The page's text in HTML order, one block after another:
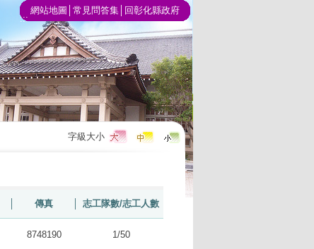
:::
網站地圖 常見問答集│ 回彰化縣政府
字級大小
傳真 志工隊數/志工人數
8748190 1/50